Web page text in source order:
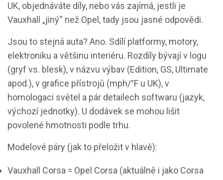
UK, objednáváte díly, nebo vás zajímá, jestli je
Vauxhall „jiný“ než Opel, tady jsou jasné odpovědi.
Jsou to stejná auta? Ano. Sdílí platformy, motory,
elektroniku a většinu interiéru. Rozdíly bývají v logu
(gryf vs. blesk), v názvu výbav (Edition, GS, Ultimate
apod.), v grafice přístrojů (mph/°F u UK), v
homologaci světel a pár detailech softwaru (jazyk,
výchozí jednotky). U dodávek se mohou lišit
povolené hmotnosti podle trhu.
Modelové páry (jak to přeložit v hlavě):
Vauxhall Corsa = Opel Corsa (aktuálně i jako Corsa